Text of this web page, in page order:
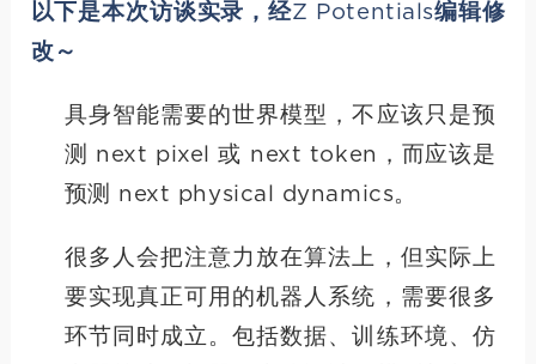
以下是本次访谈实录，经Z Potentials编辑修
改～
具身智能需要的世界模型，不应该只是预
测 next pixel 或 next token，而应该是
预测 next physical dynamics。
很多人会把注意力放在算法上，但实际上
要实现真正可用的机器人系统，需要很多
环节同时成立。包括数据、训练环境、仿